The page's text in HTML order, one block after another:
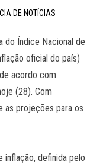
DE NOTÍCIAS
do Índice Nacional de
oficial do país)
acordo com
(28). Com
as projeções para os
inflação, definida pelo